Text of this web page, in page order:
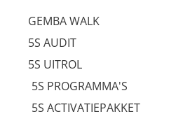
GEMBA WALK
5S AUDIT
5S UITROL
5S PROGRAMMA'S
5S ACTIVATIEPAKKET